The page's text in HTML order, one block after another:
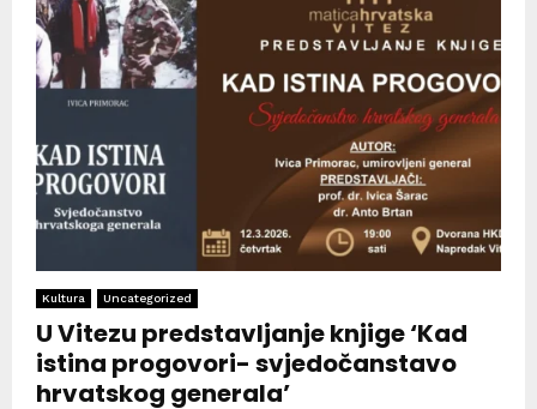
Kultura Uncategorized
U Vitezu predstavljanje knjige ‘Kad
istina progovori- svjedočanstavo
hrvatskog generala’